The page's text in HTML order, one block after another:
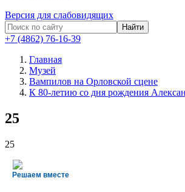
Версия для слабовидящих
Найти
+7 (4862) 76-16-39
Главная
Музей
Вампилов на Орловской сцене
К 80-летию со дня рождения
25
25
Решаем вместе